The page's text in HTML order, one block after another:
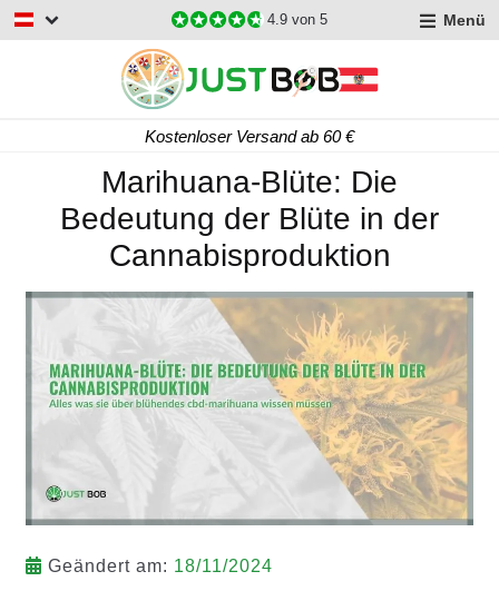
4.9 von 5 Menü
Kostenloser Versand ab 60 €
Marihuana-Blüte: Die
Bedeutung der Blüte in der
Cannabisproduktion
Geändert am: 18/11/2024